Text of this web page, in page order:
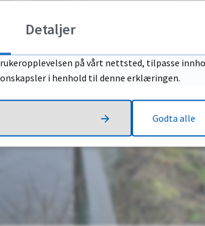
Detaljer
på vårt nettsted, tilpasse
i henhold til denne erklæringen.
Godta alle